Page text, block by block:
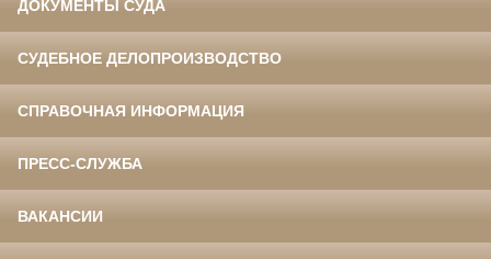
ДОКУМЕНТЫ СУДА
СУДЕБНОЕ ДЕЛОПРОИЗВОДСТВО
СПРАВОЧНАЯ ИНФОРМАЦИЯ
ПРЕСС-СЛУЖБА
ВАКАНСИИ